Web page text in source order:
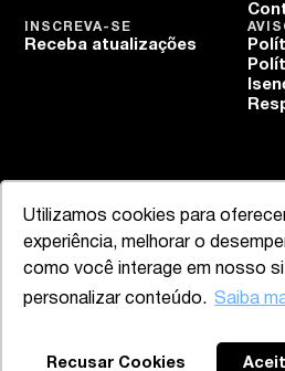
Utilizamos cookies para
experiência, melhorar o
como você interage em nosso
personalizar conteúdo. Saiba
Recusar Cookies
INSCREVA-SE
Receba atualizações